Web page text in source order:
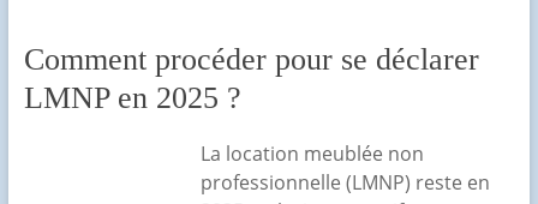
Comment procéder pour se déclarer
LMNP en 2025 ?
La location meublée non
professionnelle (LMNP) reste en